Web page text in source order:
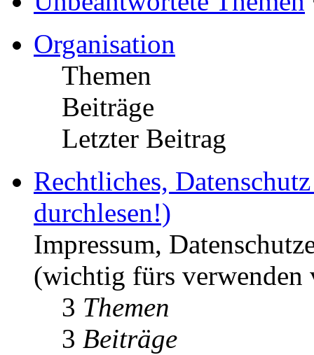
Organisation
Themen
Beiträge
Letzter Beitrag
Rechtliches,
durchlesen!)
Impressum,
(wichtig fürs
3 Themen
3 Beiträge